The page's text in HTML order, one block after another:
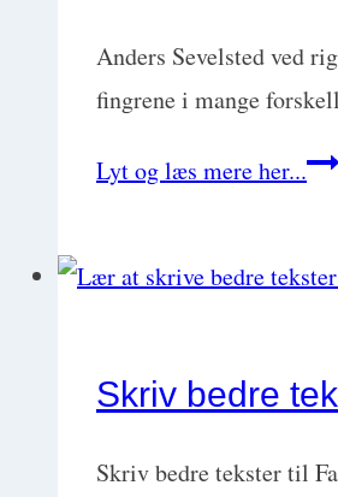
Anders Sevelsted ved
fingrene i mange
Lyt og læs mere her...Brug
og
Skriv bedre
Skriv bedre tekster til